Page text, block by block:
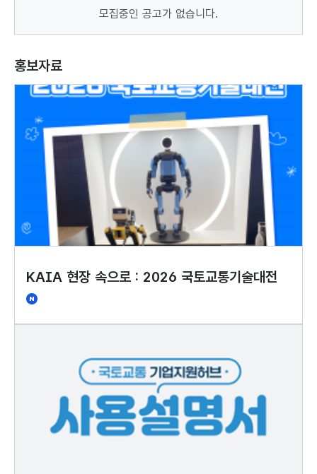
모집중인 공고가 없습니다.
홍보자료
KAIA 현장 속으로 : 2026 국토교통기술대전